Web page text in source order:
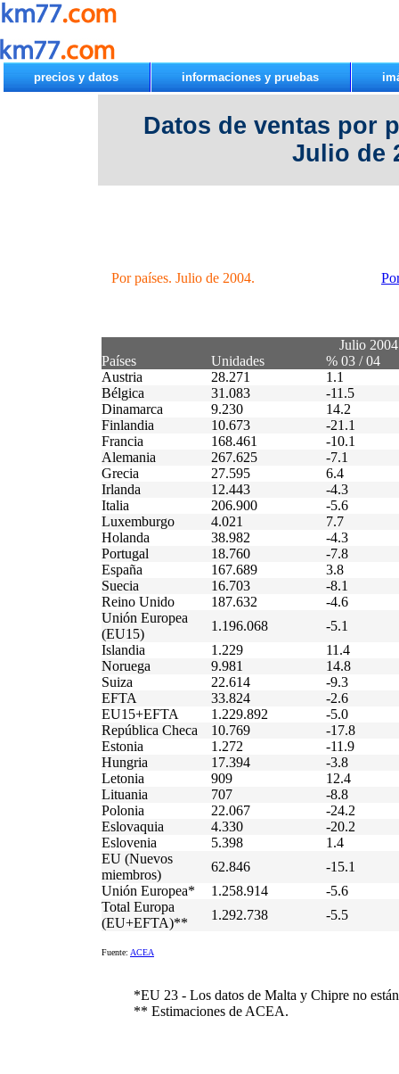
precios y datos informaciones y pruebas
Datos de ventas por
Julio de
Por países. Julio de 2004.
Julio 2004
Países
Unidades
% 03 / 04
Austria
28.271
1.1
Bélgica
31.083
-11.5
Dinamarca
9.230
14.2
Finlandia
10.673
-21.1
Francia
168.461
-10.1
Alemania
267.625
-7.1
Grecia
27.595
6.4
Irlanda
12.443
-4.3
Italia
206.900
-5.6
Luxemburgo
4.021
7.7
Holanda
38.982
-4.3
Portugal
18.760
-7.8
España
167.689
3.8
Suecia
16.703
-8.1
Reino Unido
187.632
-4.6
Unión Europea
(EU15)
1.196.068
-5.1
Islandia
1.229
11.4
Noruega
9.981
14.8
Suiza
22.614
-9.3
EFTA
33.824
-2.6
EU15+EFTA
1.229.892
-5.0
República Checa
10.769
-17.8
Estonia
1.272
-11.9
Hungria
17.394
-3.8
Letonia
909
12.4
Lituania
707
-8.8
Polonia
22.067
-24.2
Eslovaquia
4.330
-20.2
Eslovenia
5.398
1.4
EU (Nuevos
miembros)
62.846
-15.1
Unión Europea*
1.258.914
-5.6
Total Europa
(EU+EFTA)**
1.292.738 -5.5
Fuente: ACEA
*EU 23 - Los datos de Malta y Chipre no
** Estimaciones de ACEA.